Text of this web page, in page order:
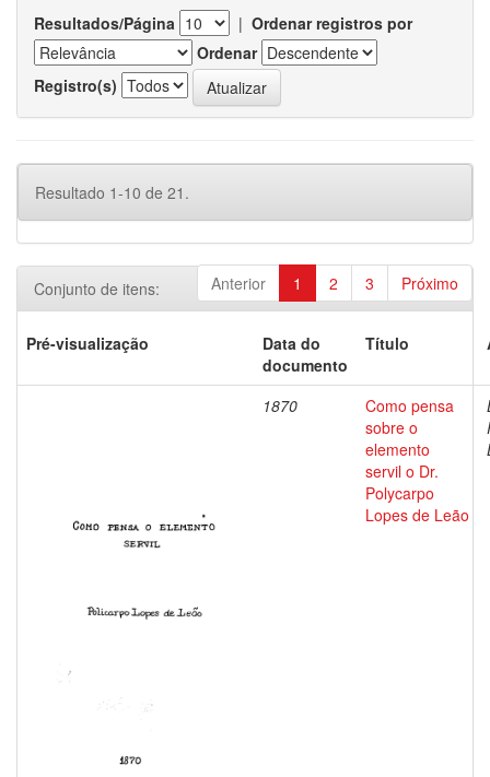
Resultados/Página | Ordenar registros por
Ordenar
Registro(s)
Resultado 1-10 de 21.
Anterior 1 2 3 Próximo
Conjunto de itens:
Pré-visualização
Data do
documento
Título
1870
Como pensa
sobre o
elemento
servil o Dr.
Polycarpo
Lopes de Leão